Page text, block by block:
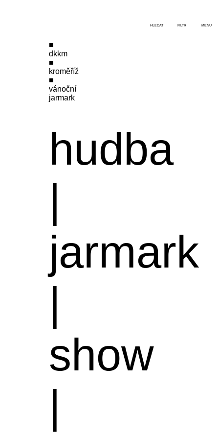
dkkm
kroměříž
vánoční
jarmark
hudba
|
jarmark
|
show
|
HLEDAT FILTR MENU